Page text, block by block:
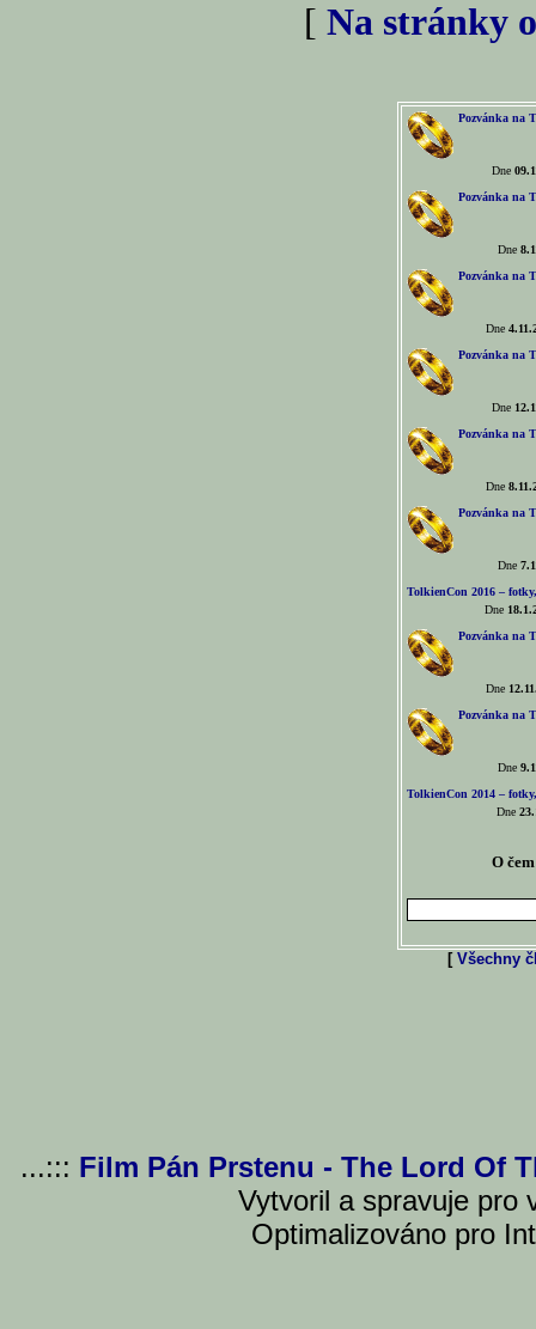
[ Na stránky
Pozvánka na
Dne
Pozvánka na
Dne
Pozvánka na
Dne
Pozvánka na
Dne
Pozvánka na
Dne
Pozvánka na
Dne
TolkienCon 2016 –
Dne
Pozvánka na
Dne
Pozvánka na
Dne
TolkienCon 2014 –
Dne
O
[ Všechny
...::: Film Pán Prstenu - The Lord Of
Vytvoril a spravuje pro
Optimalizováno pro